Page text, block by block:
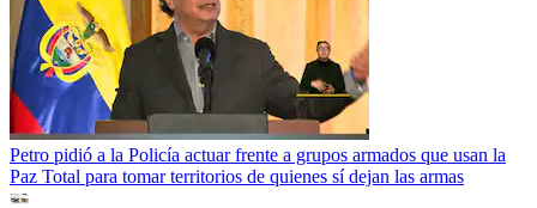
Petro pidió a la Policía actuar frente a grupos armados que usan la
Paz Total para tomar territorios de quienes sí dejan las armas